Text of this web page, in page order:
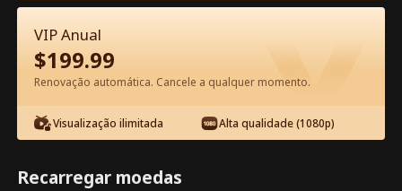
Episódio 97 - Senhora, o General
Apercebeu-se do seu Erro! Filme
completo
1-50 51-99 Todos os episódios
95 96 97 98 99
VIP Anual
$199.99
Renovação automática. Cancele a qualquer momento.
Visualização ilimitada Alta qualidade (1080p)
Recarregar moedas